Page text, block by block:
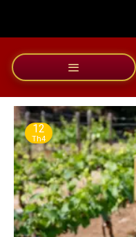
dung
12
Th4